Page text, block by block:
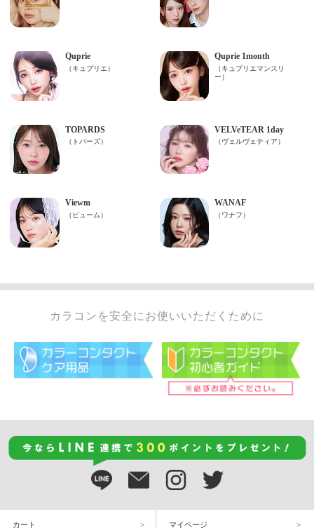
カラコンを安全にお使いいただくために
カート マイページ